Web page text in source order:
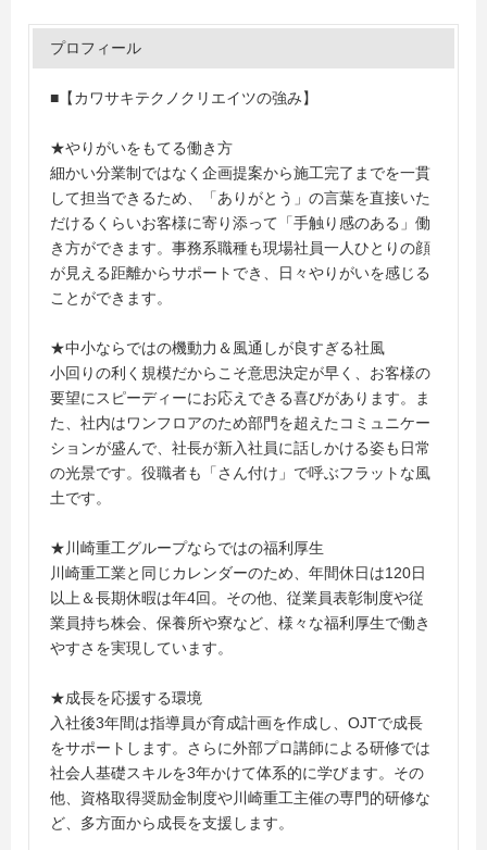
プロフィール
■【カワサキテクノクリエイツの強み】
★やりがいをもてる働き方
細かい分業制ではなく企画提案から施工完了までを一貫
して担当できるため、「ありがとう」の言葉を直接いた
だけるくらいお客様に寄り添って「手触り感のある」働
き方ができます。事務系職種も現場社員一人ひとりの顔
が見える距離からサポートでき、日々やりがいを感じる
ことができます。
★中小ならではの機動力＆風通しが良すぎる社風
小回りの利く規模だからこそ意思決定が早く、お客様の
要望にスピーディーにお応えできる喜びがあります。ま
た、社内はワンフロアのため部門を超えたコミュニケー
ションが盛んで、社長が新入社員に話しかける姿も日常
の光景です。役職者も「さん付け」で呼ぶフラットな風
土です。
★川崎重工グループならではの福利厚生
川崎重工業と同じカレンダーのため、年間休日は120日
以上＆長期休暇は年4回。その他、従業員表彰制度や従
業員持ち株会、保養所や寮など、様々な福利厚生で働き
やすさを実現しています。
★成長を応援する環境
入社後3年間は指導員が育成計画を作成し、OJTで成長
をサポートします。さらに外部プロ講師による研修では
社会人基礎スキルを3年かけて体系的に学びます。その
他、資格取得奨励金制度や川崎重工主催の専門的研修な
ど、多方面から成長を支援します。